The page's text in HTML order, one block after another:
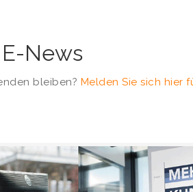
News
bleiben? Melden Sie sich hier